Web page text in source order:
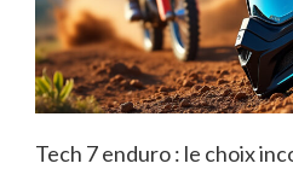
Tech 7 enduro : le choix